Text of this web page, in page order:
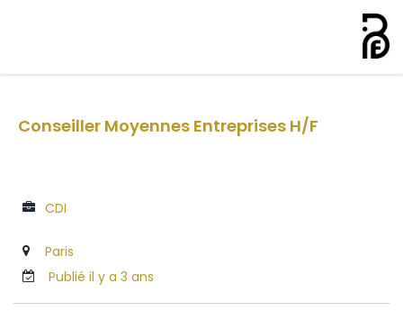
Conseiller Moyennes Entreprises H/F
CDI
Paris
Publié il y a 3 ans